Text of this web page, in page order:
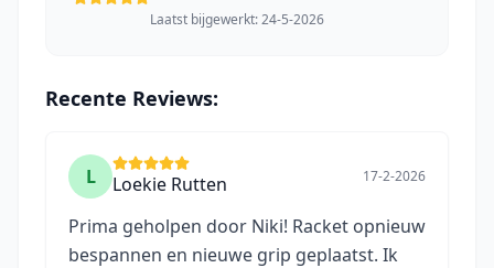
Laatst bijgewerkt:24-5-2026
Recente Reviews:
L Loekie Rutten 17-2-2026
Prima geholpen door Niki! Racket opnieuw
bespannen en nieuwe grip geplaatst. Ik